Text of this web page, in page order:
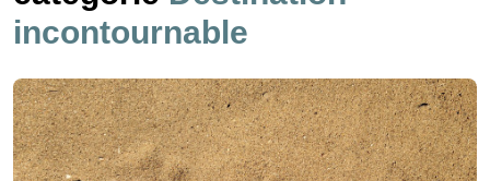
incontournable